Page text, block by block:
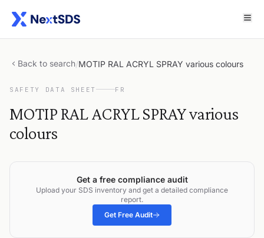
Back to search/MOTIP RAL ACRYL SPRAY various colours
SAFETY DATA SHEET FR
MOTIP RAL ACRYL SPRAY various
colours
Get a free compliance audit
Upload your SDS inventory and get a detailed compliance
report.
Get Free Audit